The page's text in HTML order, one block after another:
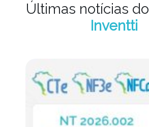
Últimas notícias do
Inventti